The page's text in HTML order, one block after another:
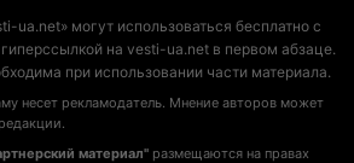
ua.net» могут использоваться бесплатно с
на vesti-ua.net в первом абзаце.
при использовании части материала.
несет рекламодатель. Мнение авторов может
материал" размещаются на правах